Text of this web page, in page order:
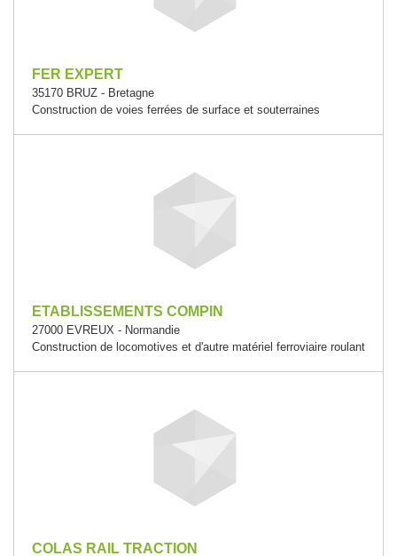
FER EXPERT
35170 BRUZ - Bretagne
Construction de voies ferrées de surface et souterraines
ETABLISSEMENTS COMPIN
27000 EVREUX - Normandie
Construction de locomotives et d'autre matériel ferroviaire roulant
COLAS RAIL TRACTION